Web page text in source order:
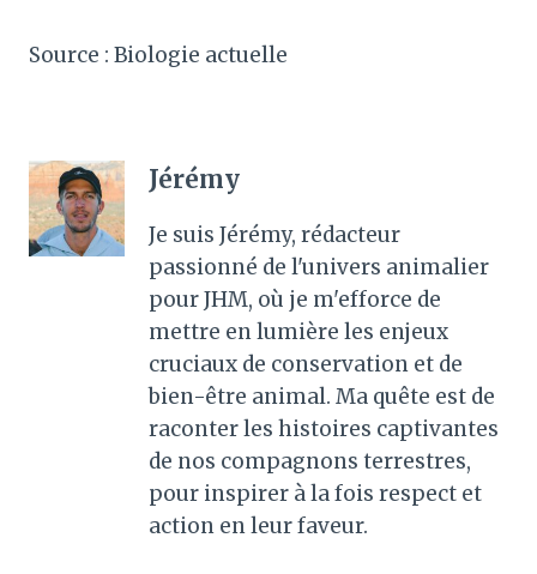
Source : Biologie actuelle
Jérémy
Je suis Jérémy, rédacteur
passionné de l'univers animalier
pour JHM, où je m'efforce de
mettre en lumière les enjeux
cruciaux de conservation et de
bien-être animal. Ma quête est de
raconter les histoires captivantes
de nos compagnons terrestres,
pour inspirer à la fois respect et
action en leur faveur.